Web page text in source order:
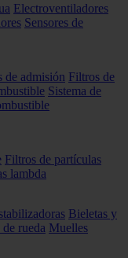
Electroventiladores
Sensores de
de admisión Filtros de
Sistema de
Filtros de partículas
lambda
Bieletas y
rueda Muelles